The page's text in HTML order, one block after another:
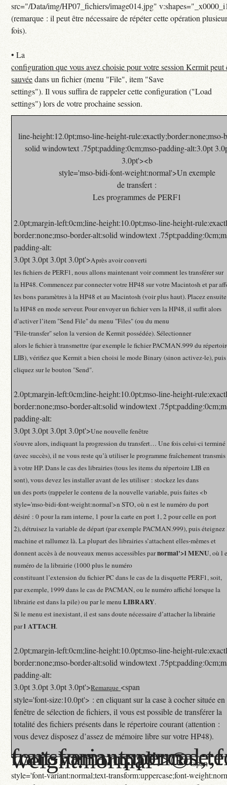
src="/Data/img/HP07_fichiers/image014.jpg"
(remarque : il peut être nécessaire de répéter cette opération
fois).
• La
configuration que vous avez choisie pour votre session Kermit peut
sauvéedans un fichier (menu "File", item "Save
settings"). Il vous suffira de rappeler cette configuration ("Load
settings") lors de votre prochaine session.
line-height:12.0pt;mso-line-height-rule:exactly;border:none;mso-
solid windowtext .75pt;padding:0cm;mso-padding-alt:3.0pt
3.0pt'><b
style='mso-bidi-font-weight:normal'>Un exemple
de transfert :
Les programmes de PERF1
2.0pt;margin-left:0cm;line-height:10.0pt;mso-line-height-
border:none;mso-border-alt:solid windowtext
padding-alt:
3.0pt 3.0pt 3.0pt 3.0pt'>Après avoir converti
les fichiers de PERF1, nous allons maintenant voir comment les transférer sur
la HP48. Commencez par connecter votre HP48 sur votre Macintosh et par
les bons paramètres à la HP48 et au Macintosh (voir plus haut). Placez ensuite
la HP48 en mode serveur. Pour envoyer un fichier vers la HP48, il suffit alors
d’activer l’item "Send File" du menu "Files" (ou du menu
"File-transfer" selon la version de Kermit possédée). Sélectionner
alors le fichier à transmettre (par exemple le fichier PACMAN.999 du
LIB), vérifiez que Kermit a bien choisi le mode Binary (sinon activez-le), puis
cliquez sur le bouton "Send".
2.0pt;margin-left:0cm;line-height:10.0pt;mso-line-height-
border:none;mso-border-alt:solid windowtext
padding-alt:
3.0pt 3.0pt 3.0pt 3.0pt'>Une nouvelle fenêtre
s’ouvre alors, indiquant la progression du transfert… Une fois celui-ci terminé
(avec succès), il ne vous reste qu’à utiliser le programme fraîchement transmis
à votre HP. Dans le cas des librairies (tous les items du répertoire LIB en
sont), vous devez les installer avant de les utiliser : stockez les dans
un des ports (rappeler le contenu de la nouvelle variable, puis faites <b
style='mso-bidi-font-weight:normal'>n STO, où n est le numéro du port
désiré : 0 pour la ram interne, 1 pour la carte en port 1, 2 pour celle en port
2), détruisez la variable de départ (par exemple PACMAN.999), puis éteignez
machine et rallumez là. La plupart des librairies s’attachent elles-mêmes et
donnent accès à de nouveaux menus accessibles parnormal'>l MENU, où l
numéro de la librairie (1000 plus le numéro
constituant l’extension du fichier PC dans le cas de la disquette PERF1, soit,
par exemple, 1999 dans le cas de PACMAN, ou le numéro affiché lorsque la
librairie est dans la pile) ou par le menuLIBRARY.
Si le menu est inexistant, il est sans doute nécessaire d’attacher la librairie
parl ATTACH.
2.0pt;margin-left:0cm;line-height:10.0pt;mso-line-height-
border:none;mso-border-alt:solid windowtext
padding-alt:
3.0pt 3.0pt 3.0pt 3.0pt'>Remarque <span
style='font-size:10.0pt'> : en cliquant sur la case à cocher située en
fenêtre de sélection de fichiers, il vous est possible de transférer la
totalité des fichiers présents dans le répertoire courant (attention :
vous devez disposez d’assez de mémoire libre sur votre HP48).
font-variant:normal;text-
weight:normal'>®<span
style='font-variant:normal;text-transform:uppercase;font-